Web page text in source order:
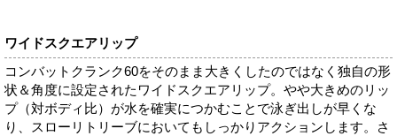
ワイドスクエアリップ
コンバットクランク60をそのまま大きくしたのではなく独自の形
状＆角度に設定されたワイドスクエアリップ。やや大きめのリッ
プ（対ボディ比）が水を確実につかむことで泳ぎ出しが早くな
り、スローリトリーブにおいてもしっかりアクションします。さ